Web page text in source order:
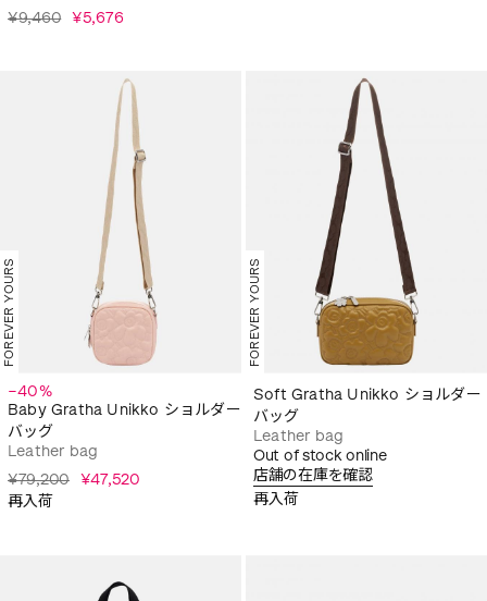
¥9,460 ¥5,676
FOREVER YOURS
−40%
Baby Gratha Unikko ショルダー
バッグ
Leather bag
¥79,200 ¥47,520
再入荷
FOREVER YOURS
Soft Gratha Unikko ショルダー
バッグ
Leather bag
Out of stock online
店舗の在庫を確認
再入荷